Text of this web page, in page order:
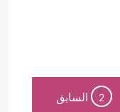
2 السابق